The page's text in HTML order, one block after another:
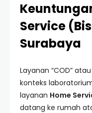
Service
Surabaya
Layanan “COD” atau
konteks
layanan Home
datang ke rumah